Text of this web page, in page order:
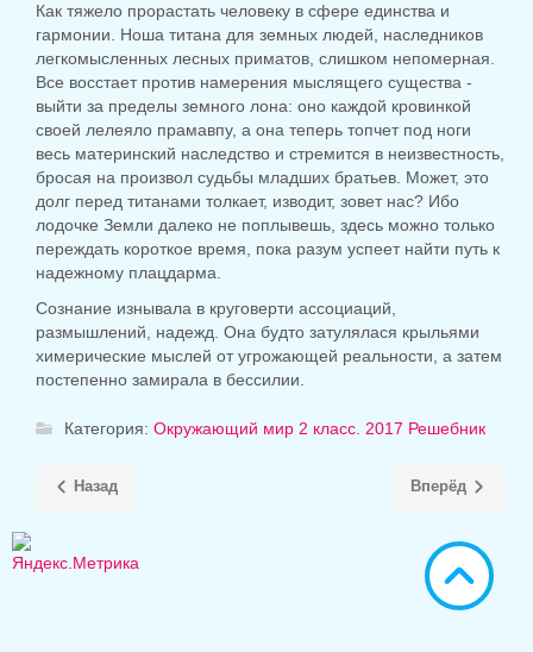
Как тяжело прорастать человеку в сфере единства и
гармонии. Ноша титана для земных людей, наследников
легкомысленных лесных приматов, слишком непомерная.
Все восстает против намерения мыслящего существа -
выйти за пределы земного лона: оно каждой кровинкой
своей лелеяло прамавпу, а она теперь топчет под ноги
весь материнский наследство и стремится в неизвестность,
бросая на произвол судьбы младших братьев. Может, это
долг перед титанами толкает, изводит, зовет нас? Ибо
лодочке Земли далеко не поплывешь, здесь можно только
переждать короткое время, пока разум успеет найти путь к
надежному плацдарма.
Сознание изнывала в круговерти ассоциаций,
размышлений, надежд. Она будто затулялася крыльями
химерические мыслей от угрожающей реальности, а затем
постепенно замирала в бессилии.
Категория: Окружающий мир 2 класс. 2017 Решебник
Назад Вперёд